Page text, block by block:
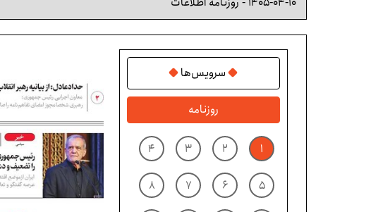
سرویس‌ها
روزنامه
۱ ۲ ۳ ۴
۵ ۶ ۷ ۸